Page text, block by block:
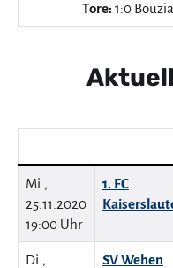
Tore: 1:0
Mi.,
25.11.2020
19:00 Uhr
1. FC
Di.,
SV Wehen